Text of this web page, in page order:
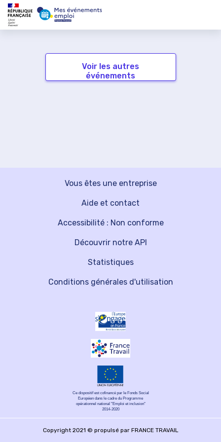
Voir les autres
événements
Vous êtes une entreprise
Découvrir notre API
Aide et contact
Statistiques
Accessibilité : Non conforme
Conditions générales d'utilisation
Ce dispositif est cofinancé par le Fonds Social
Européen dans le cadre du Programme
opérationnel national "Emploi et inclusion"
2014-2020
Copyright 2021 © propulsé par FRANCE TRAVAIL